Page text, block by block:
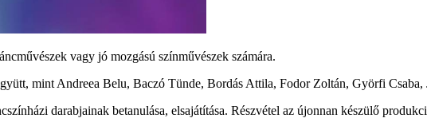
vagy jó mozgású színművészek számára.
mint Andreea Belu, Baczó Tünde, Bordás Attila, Fodor Zoltán, Györfi
darabjainak betanulása, elsajátítása. Részvétel az újonnan készülő